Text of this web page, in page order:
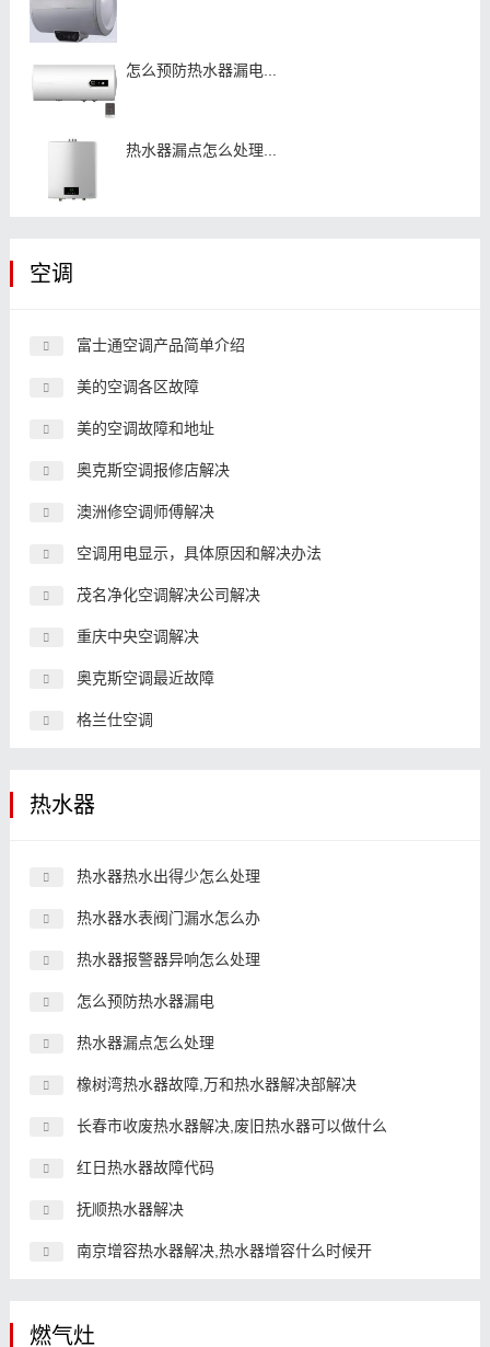
怎么预防热水器漏电...
热水器漏点怎么处理...
空调
富士通空调产品简单介绍
美的空调各区故障
美的空调故障和地址
奥克斯空调报修店解决
澳洲修空调师傅解决
空调用电显示，具体原因和解决办法
茂名净化空调解决公司解决
重庆中央空调解决
奥克斯空调最近故障
格兰仕空调
热水器
热水器热水出得少怎么处理
热水器水表阀门漏水怎么办
热水器报警器异响怎么处理
怎么预防热水器漏电
热水器漏点怎么处理
橡树湾热水器故障,万和热水器解决部解决
长春市收废热水器解决,废旧热水器可以做什么
红日热水器故障代码
抚顺热水器解决
南京增容热水器解决,热水器增容什么时候开
燃气灶